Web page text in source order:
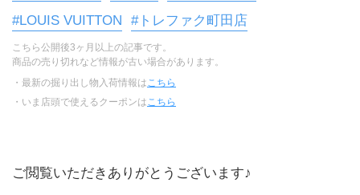
#LOUIS VUITTON
#トレファク町田店
こちら公開後3ヶ月以上の記事です。
商品の売り切れなど情報が古い場合があります。
・最新の掘り出し物入荷情報は こちら
・いま店頭で使えるクーポンは こちら
ご閲覧いただきありがとうございます♪